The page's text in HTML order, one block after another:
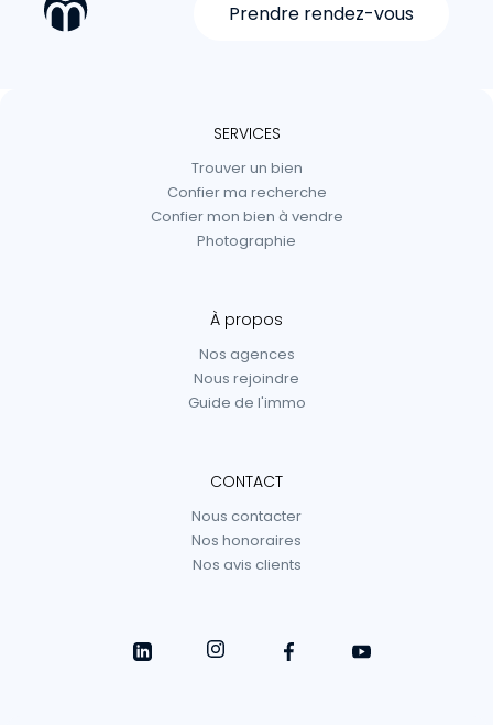
Prendre rendez-vous
SERVICES
Trouver un bien
Confier ma recherche
Confier mon bien à vendre
Photographie
À propos
Nos agences
Nous rejoindre
Guide de l'immo
CONTACT
Nous contacter
Nos honoraires
Nos avis clients